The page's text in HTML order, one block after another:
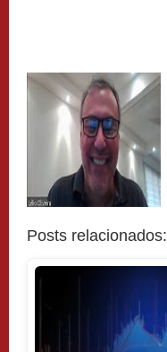
Posts relacionados: